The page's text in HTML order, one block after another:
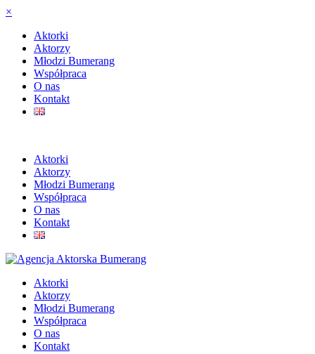
×
Aktorki
Aktorzy
Młodzi Bumerang
Współpraca
O nas
Kontakt
Aktorki
Aktorzy
Młodzi Bumerang
Współpraca
O nas
Kontakt
Aktorki
Aktorzy
Młodzi Bumerang
Współpraca
O nas
Kontakt